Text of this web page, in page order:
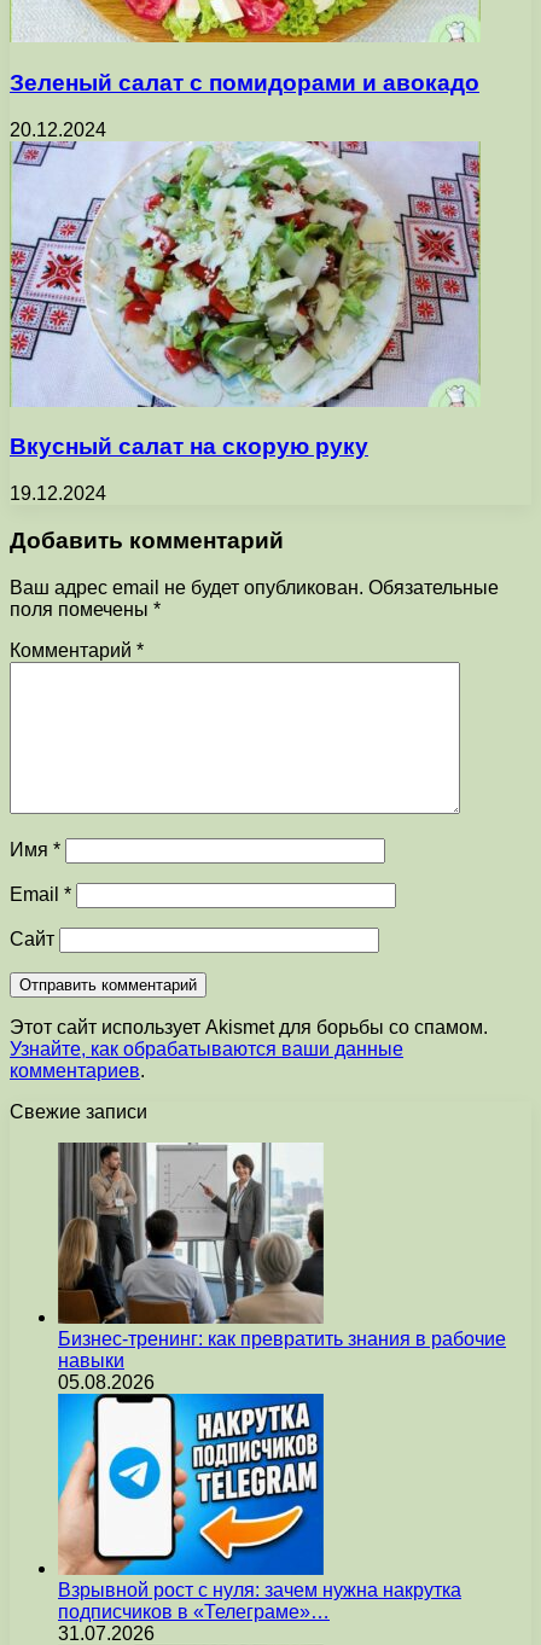
Зеленый салат с помидорами и авокадо
20.12.2024
Вкусный салат на скорую руку
19.12.2024
Добавить комментарий
Ваш адрес email не будет опубликован. Обязательные
поля помечены *
Комментарий *
Имя *
Email *
Сайт
Этот сайт использует Akismet для борьбы со спамом.
Узнайте, как обрабатываются ваши данные
комментариев.
Свежие записи
Бизнес-тренинг: как превратить знания в рабочие
навыки
05.08.2026
Взрывной рост с нуля: зачем нужна накрутка
подписчиков в «Телеграме»…
31.07.2026